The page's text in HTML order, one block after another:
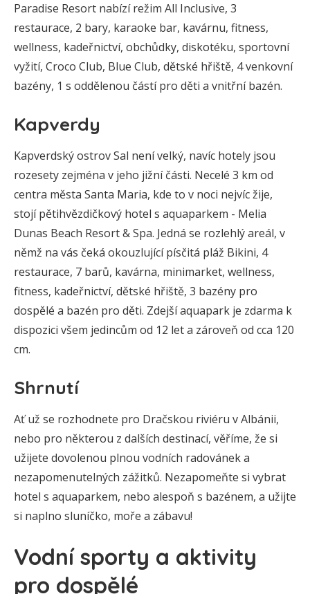
Paradise Resort nabízí režim All Inclusive, 3
restaurace, 2 bary, karaoke bar, kavárnu, fitness,
wellness, kadeřnictví, obchůdky, diskotéku, sportovní
vyžití, Croco Club, Blue Club, dětské hřiště, 4 venkovní
bazény, 1 s oddělenou částí pro děti a vnitřní bazén.
Kapverdy
Kapverdský ostrov Sal není velký, navíc hotely jsou
rozesety zejména v jeho jižní části. Necelé 3 km od
centra města Santa Maria, kde to v noci nejvíc žije,
stojí pětihvězdičkový hotel s aquaparkem - Melia
Dunas Beach Resort & Spa. Jedná se rozlehlý areál, v
němž na vás čeká okouzlující písčitá pláž Bikini, 4
restaurace, 7 barů, kavárna, minimarket, wellness,
fitness, kadeřnictví, dětské hřiště, 3 bazény pro
dospělé a bazén pro děti. Zdejší aquapark je zdarma k
dispozici všem jedincům od 12 let a zároveň od cca 120
cm.
Shrnutí
Ať už se rozhodnete pro Dračskou riviéru v Albánii,
nebo pro některou z dalších destinací, věříme, že si
užijete dovolenou plnou vodních radovánek a
nezapomenutelných zážitků. Nezapomeňte si vybrat
hotel s aquaparkem, nebo alespoň s bazénem, a užijte
si naplno sluníčko, moře a zábavu!
Vodní sporty a aktivity
pro dospělé